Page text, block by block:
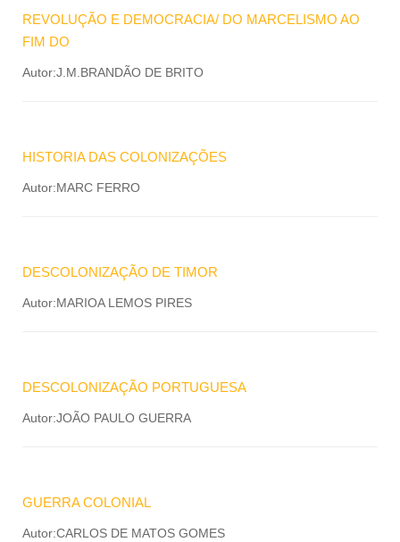
REVOLUÇÃO E DEMOCRACIA/ DO MARCELISMO AO
FIM DO
Autor:J.M.BRANDÃO DE BRITO
HISTORIA DAS COLONIZAÇÕES
Autor:MARC FERRO
DESCOLONIZAÇÃO DE TIMOR
Autor:MARIOA LEMOS PIRES
DESCOLONIZAÇÃO PORTUGUESA
Autor:JOÃO PAULO GUERRA
GUERRA COLONIAL
Autor:CARLOS DE MATOS GOMES